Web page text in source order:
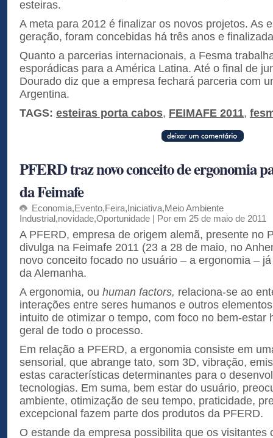
esteiras.
A meta para 2012 é finalizar os novos projetos. As
geração, foram concebidas há três anos e
Quanto a parcerias internacionais, a Fesma
esporádicas para a América Latina. Até o final de
Dourado diz que a empresa fechará parceria com
Argentina.
TAGS: esteiras porta cabos, FEIMAFE 2011,
PFERD traz novo conceito de ergonomia
da Feimafe
Economia,Evento,Feira,Iniciativa,Meio Ambiente
Industrial,novidade,Oportunidade | Por em 25 de maio de 2011
A PFERD, empresa de origem alemã, presente no
divulga na Feimafe 2011 (23 a 28 de maio, no
novo conceito focado no usuário – a ergonomia –
da Alemanha.
A ergonomia, ou human factors, relaciona-se ao
interações entre seres humanos e outros
intuito de otimizar o tempo, com foco no bem-estar
geral de todo o processo.
Em relação a PFERD, a ergonomia consiste em
sensorial, que abrange tato, som 3D, vibração,
estas características determinantes para o
tecnologias. Em suma, bem estar do usuário,
ambiente, otimização de seu tempo, praticidade,
excepcional fazem parte dos produtos da PFERD.
O estande da empresa possibilita que os visitantes